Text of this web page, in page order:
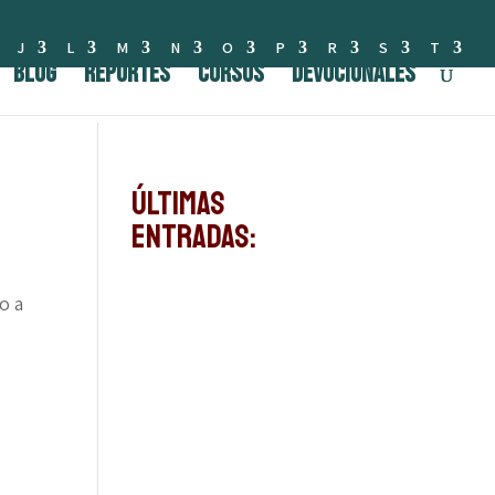
J L M N O P R S T
BLOG Reportes Cursos Devocionales
a
Últimas
Entradas: